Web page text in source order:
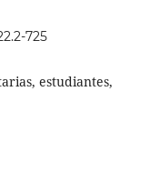
725
estudiantes,